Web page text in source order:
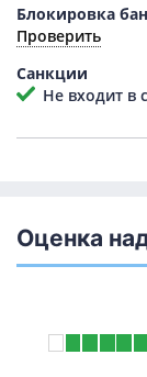
Блокировка
Проверить
Санкции
Не входит в
Оценка